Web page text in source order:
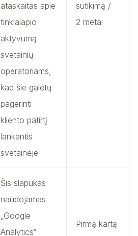
ataskaitas apie
tinklalapio
aktyvumą
svetainių
operatoriams,
kad šie galėtų
pagerinti
kliento patirtį
lankantis
svetainėje
sutikimą /
2 metai
Šis slapukas
naudojamas
„Google
Analytics“
Pirmą kartą